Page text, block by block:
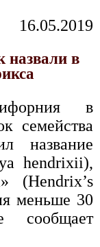
16.05.2019
назвали в
в
семейства
название
hendrixii),
(Hendrix’s
меньше 30
сообщает